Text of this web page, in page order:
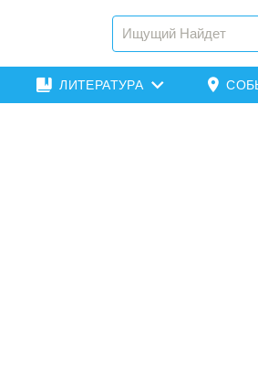
ЛИТЕРАТУРА